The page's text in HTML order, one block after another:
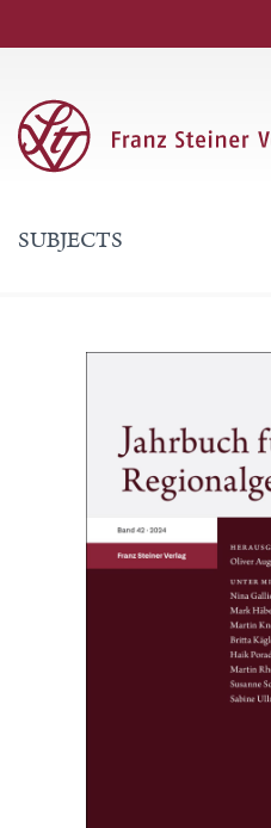
SUBJECTS